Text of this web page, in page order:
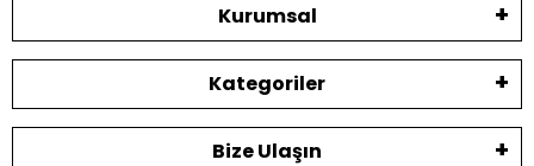
Kurumsal
Kategoriler
Bize Ulaşın